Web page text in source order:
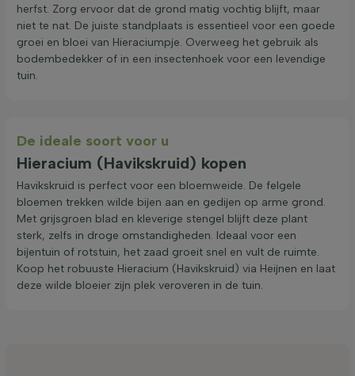
herfst. Zorg ervoor dat de grond matig vochtig blijft, maar
niet te nat. De juiste standplaats is essentieel voor een goede
groei en bloei van Hieraciumpje. Overweeg het gebruik als
bodembedekker of in een insectenhoek voor een levendige
tuin.
De ideale soort voor u
Hieracium (Havikskruid) kopen
Havikskruid is perfect voor een bloemweide. De felgele
bloemen trekken wilde bijen aan en gedijen op arme grond.
Met grijsgroen blad en kleverige stengel blijft deze plant
sterk, zelfs in droge omstandigheden. Ideaal voor een
bijentuin of rotstuin, het zaad groeit snel en vult de ruimte.
Koop het robuuste Hieracium (Havikskruid) via Heijnen en laat
deze wilde bloeier zijn plek veroveren in de tuin.